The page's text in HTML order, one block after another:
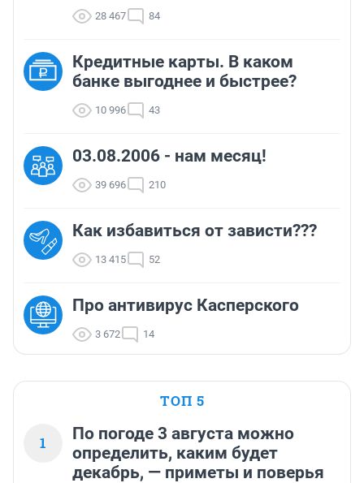
28 467 84
Кредитные карты. В каком
банке выгоднее и быстрее?
10 996 43
03.08.2006 - нам месяц!
39 696 210
Как избавиться от зависти???
13 415 52
Про антивирус Касперского
3 672 14
ТОП 5
1
По погоде 3 августа можно
определить, каким будет
декабрь, — приметы и поверья